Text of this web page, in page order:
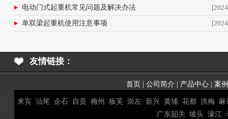
电动门式起重机常见问题及解决办法
单双梁起重机使用注意事项
友情链接：
首页 公司简介 产品中心| 案
来宾 汕尾 企石 自贡 梅州 板芙 崇左 新兴 黄埔 花都 洪梅
麻
广东韶关 坡头 濠江